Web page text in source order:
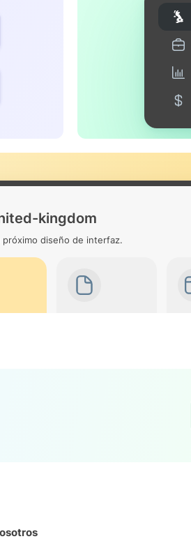
kingdom
próximo diseño de interfaz.